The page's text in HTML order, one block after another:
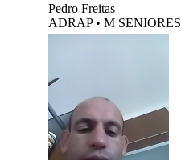
Pedro Freitas
ADRAP • M SENIORES